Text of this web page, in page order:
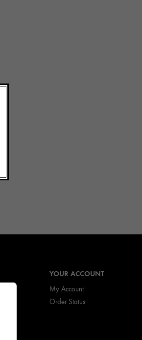
YOUR ACCOUNT
My Account
Order Status